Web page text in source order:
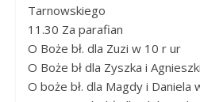
Tarnowskiego
11.30 Za parafian
O Boże bł. dla Zuzi w 10 r ur
O Boże bł dla Zyszka i
O boże bł. dla Magdy i Daniela